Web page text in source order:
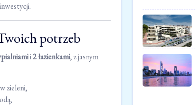
potrzeb
i2 łazienkami, z jasnym
zieleni,